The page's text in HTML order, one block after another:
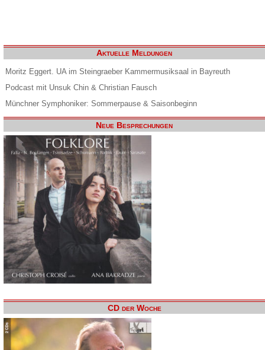
Aktuelle Meldungen
Moritz Eggert. UA im Steingraeber Kammermusiksaal in Bayreuth
Podcast mit Unsuk Chin & Christian Fausch
Münchner Symphoniker: Sommerpause & Saisonbeginn
Neue Besprechungen
CD der Woche